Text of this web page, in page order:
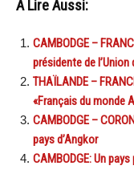
A Lire Aussi:
CAMBODGE –
présidente de
THAÏLANDE –
«Français du monde
CAMBODGE –
pays d’Angkor
CAMBODGE: Un